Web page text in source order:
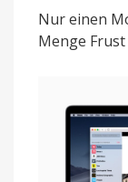
Nur einen
Menge